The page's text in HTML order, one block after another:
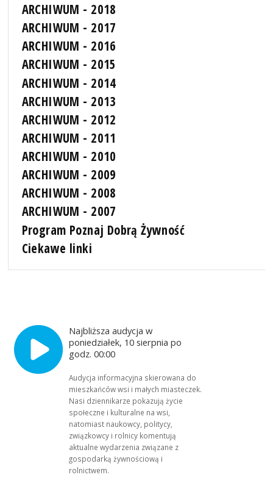
ARCHIWUM - 2018
ARCHIWUM - 2017
ARCHIWUM - 2016
ARCHIWUM - 2015
ARCHIWUM - 2014
ARCHIWUM - 2013
ARCHIWUM - 2012
ARCHIWUM - 2011
ARCHIWUM - 2010
ARCHIWUM - 2009
ARCHIWUM - 2008
ARCHIWUM - 2007
Program Poznaj Dobrą Żywność
Ciekawe linki
Najbliższa audycja w
poniedziałek, 10 sierpnia po
godz. 00:00
Audycja informacyjna skierowana do
mieszkańców wsi i małych miasteczek.
Nasi dziennikarze pokazują życie
społeczne i kulturalne na wsi,
natomiast naukowcy, politycy,
związkowcy i rolnicy komentują
aktualne wydarzenia związane z
gospodarką żywnościową i
rolnictwem.